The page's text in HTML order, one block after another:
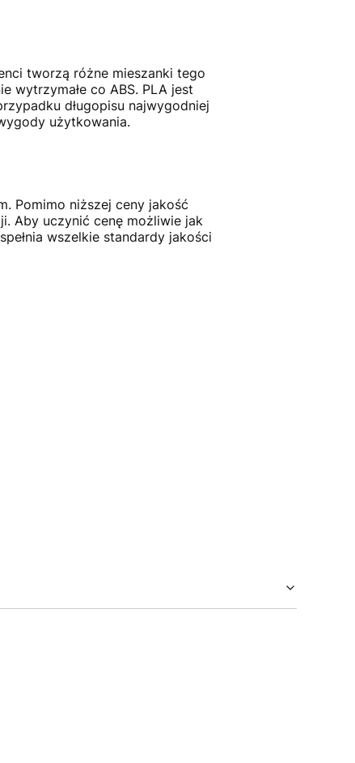
tworzą różne mieszanki tego
wytrzymałe co ABS. PLA jest
długopisu najwygodniej
użytkowania.
Pomimo niższej ceny jakość
Aby uczynić cenę możliwie jak
wszelkie standardy jakości